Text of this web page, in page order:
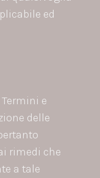
ed
e
delle
rimedi che
a tale